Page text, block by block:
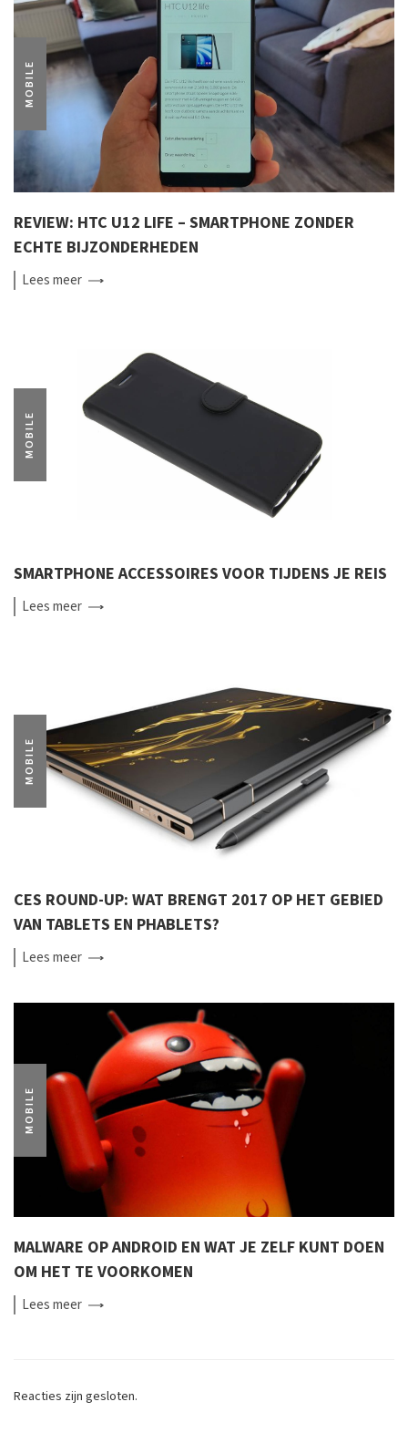
MOBILE
REVIEW: HTC U12 LIFE – SMARTPHONE ZONDER
ECHTE BIJZONDERHEDEN
Leesmeer
MOBILE
SMARTPHONE ACCESSOIRES VOOR TIJDENS JE REIS
Leesmeer
MOBILE
CES ROUND-UP: WAT BRENGT 2017 OP HET GEBIED
VAN TABLETS EN PHABLETS?
Leesmeer
MOBILE
MALWARE OP ANDROID EN WAT JE ZELF KUNT DOEN
OM HET TE VOORKOMEN
Leesmeer
Reacties zijn gesloten.